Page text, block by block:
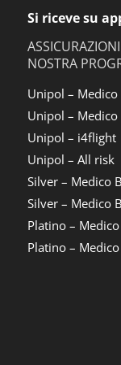
Si riceve su
NOSTRA
Unipol – Medico
Unipol –
Unipol – i4flight
Unipol – All risk
Silver – Medico
Silver – Medico
Platino –
Platino –